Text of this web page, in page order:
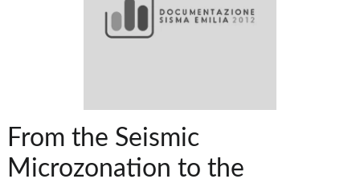
From the Seismic
Microzonation to the